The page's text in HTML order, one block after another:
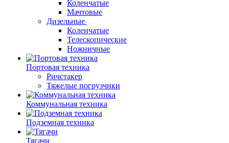
Коленчатые
Мачтовые
Дизельные
Коленчатые
Телескопические
Ножничные
Портовая техника
Ричстакер
Тяжелые погрузчики
Коммунальная техника
Подземная техника
Тягачи